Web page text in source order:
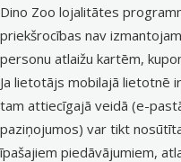
Dino Zoo lojalitātes
priekšrocības nav
personu atlaižu kartēm,
Ja lietotājs mobilajā lietotnē
tam attiecīgajā veidā (e-
paziņojumos) var tikt
īpašajiem piedāvājumiem,